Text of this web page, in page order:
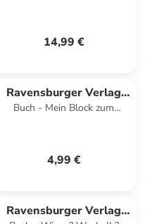
14,99 €
Ravensburger Verlag
GmbH
Buch - Mein Block zum
4,99 €
Ravensburger Verlag